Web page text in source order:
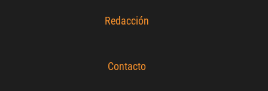
Redacción
Contacto